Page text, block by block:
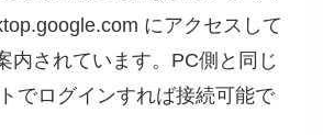
にアクセスして
内されています。PC側と同じ
でログインすれば接続可能で